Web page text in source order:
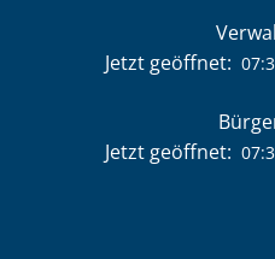
Klicken, um
Jetzt geöffnet:
Klicken, um
Jetzt geöffnet: